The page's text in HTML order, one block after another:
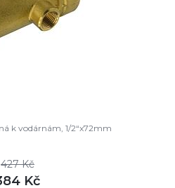
k vodárnám, 1/2“x72mm
427 Kč
Kč